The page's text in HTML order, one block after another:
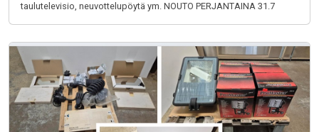
taulutelevisio, neuvottelupöytä ym. NOUTO PERJANTAINA 31.7